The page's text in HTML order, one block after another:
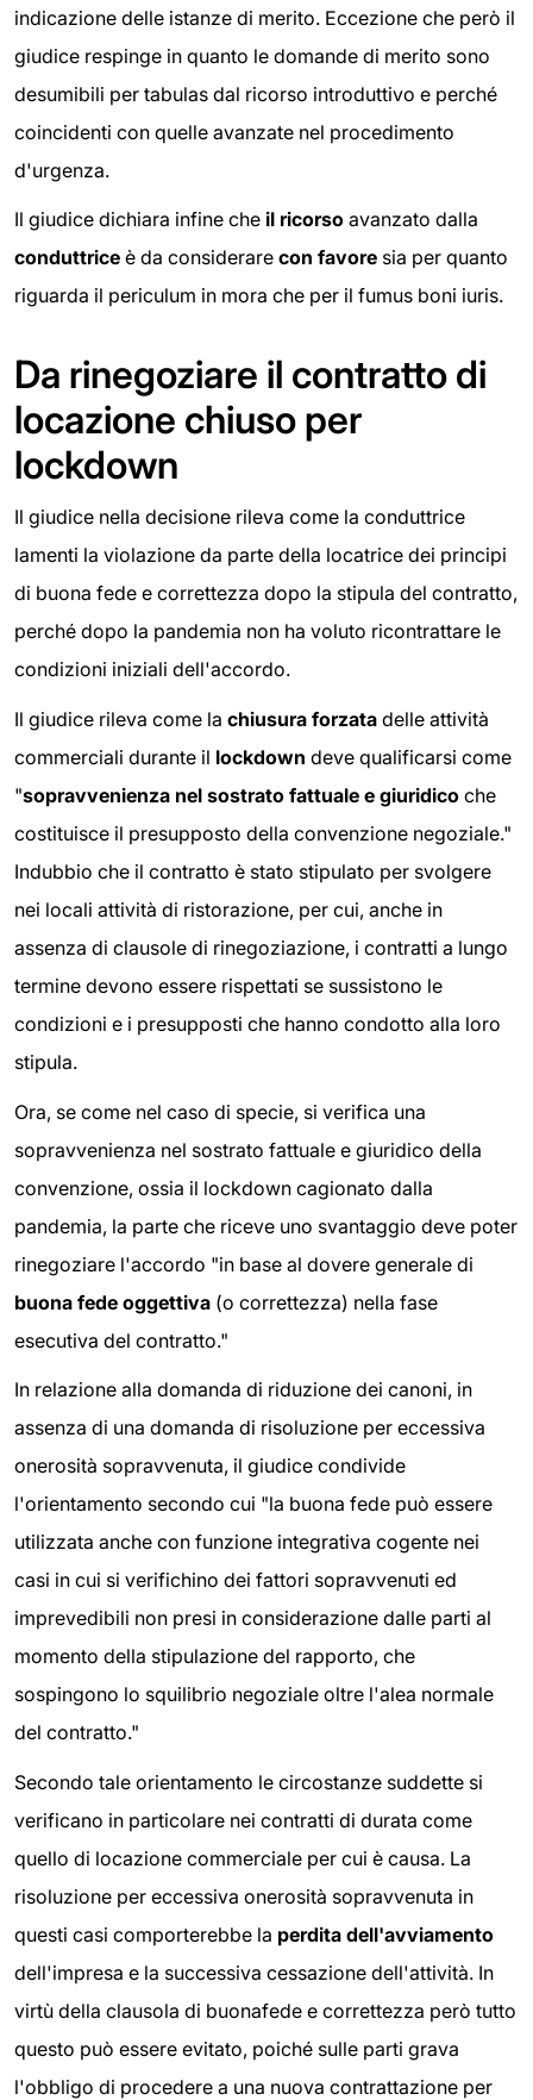
indicazione delle istanze di merito. Eccezione che però il
giudice respinge in quanto le domande di merito sono
desumibili per tabulas dal ricorso introduttivo e perché
coincidenti con quelle avanzate nel procedimento
d'urgenza.
Il giudice dichiara infine che il ricorso avanzato dalla
conduttrice è da considerare con favore sia per quanto
riguarda il periculum in mora che per il fumus boni iuris.
Da rinegoziare il contratto di
locazione chiuso per
lockdown
Il giudice nella decisione rileva come la conduttrice
lamenti la violazione da parte della locatrice dei principi
di buona fede e correttezza dopo la stipula del contratto,
perché dopo la pandemia non ha voluto ricontrattare le
condizioni iniziali dell'accordo.
Il giudice rileva come la chiusura forzata delle attività
commerciali durante il lockdown deve qualificarsi come
"sopravvenienza nel sostrato fattuale e giuridico che
costituisce il presupposto della convenzione negoziale."
Indubbio che il contratto è stato stipulato per svolgere
nei locali attività di ristorazione, per cui, anche in
assenza di clausole di rinegoziazione, i contratti a lungo
termine devono essere rispettati se sussistono le
condizioni e i presupposti che hanno condotto alla loro
stipula.
Ora, se come nel caso di specie, si verifica una
sopravvenienza nel sostrato fattuale e giuridico della
convenzione, ossia il lockdown cagionato dalla
pandemia, la parte che riceve uno svantaggio deve poter
rinegoziare l'accordo "in base al dovere generale di
buona fede oggettiva (o correttezza) nella fase
esecutiva del contratto."
In relazione alla domanda di riduzione dei canoni, in
assenza di una domanda di risoluzione per eccessiva
onerosità sopravvenuta, il giudice condivide
l'orientamento secondo cui "la buona fede può essere
utilizzata anche con funzione integrativa cogente nei
casi in cui si verifichino dei fattori sopravvenuti ed
imprevedibili non presi in considerazione dalle parti al
momento della stipulazione del rapporto, che
sospingono lo squilibrio negoziale oltre l'alea normale
del contratto."
Secondo tale orientamento le circostanze suddette si
verificano in particolare nei contratti di durata come
quello di locazione commerciale per cui è causa. La
risoluzione per eccessiva onerosità sopravvenuta in
questi casi comporterebbe la perdita dell'avviamento
dell'impresa e la successiva cessazione dell'attività. In
virtù della clausola di buonafede e correttezza però tutto
questo può essere evitato, poiché sulle parti grava
l'obbligo di procedere a una nuova contrattazione per